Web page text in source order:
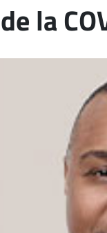
la